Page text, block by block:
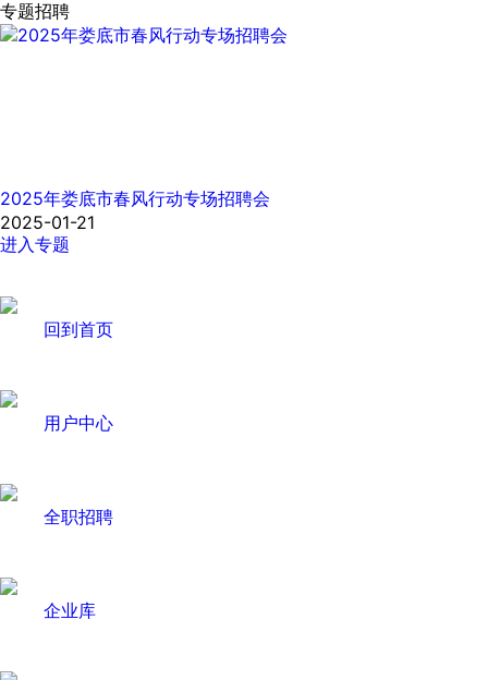
专题招聘
2025年娄底市春风行动专场招聘会
2025-01-21
进入专题
回到首页
用户中心
全职招聘
企业库